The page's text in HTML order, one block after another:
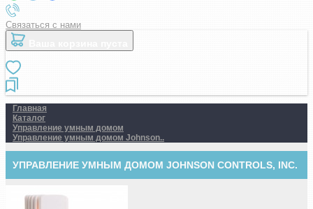
Связаться с нами
Главная
Каталог
Управление умным домом
Управление умным домом Johnson..
УПРАВЛЕНИЕ УМНЫМ ДОМОМ JOHNSON CONTROLS, INC.